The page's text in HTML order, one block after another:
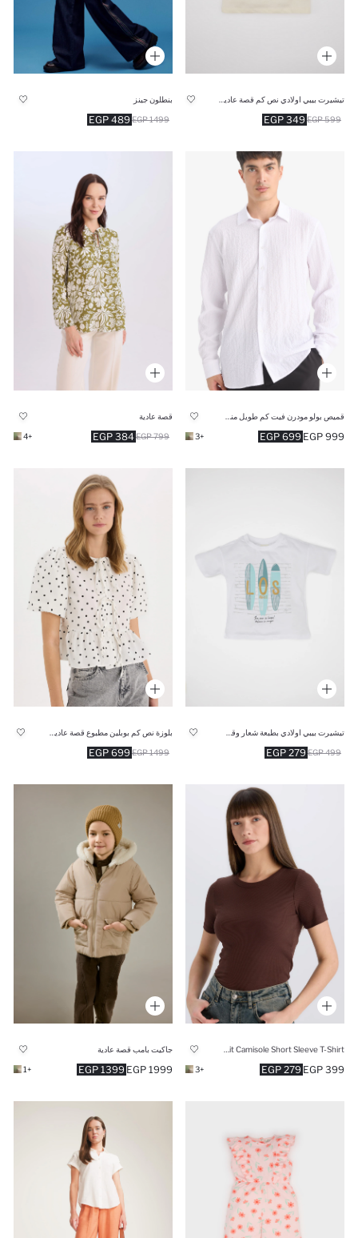
349 EGP 599 EGP
بنطلون جينز
489 EGP 1499 EGP
699 EGP 999 EGP
+3
قصة عادية
384 EGP 799 EGP
+4
تيشيرت بيبي اولادي بطبعة شعار وقصة عادية
279 EGP 499 EGP
بلوزة نص كم بوبلين مطبوع قصة عادية بياقة مستديرة
699 EGP 1499 EGP
279 EGP 399 EGP
+3
جاكيت بامب قصة عادية
1399 EGP 1999 EGP
+1